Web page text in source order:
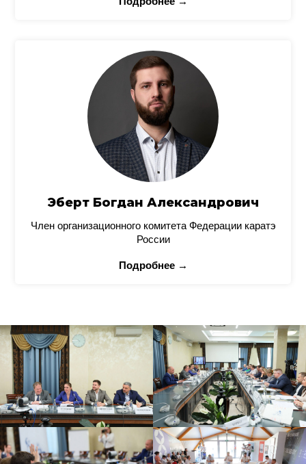
Эберт Богдан Александрович
Член организационного комитета Федерации каратэ
России
Подробнее →